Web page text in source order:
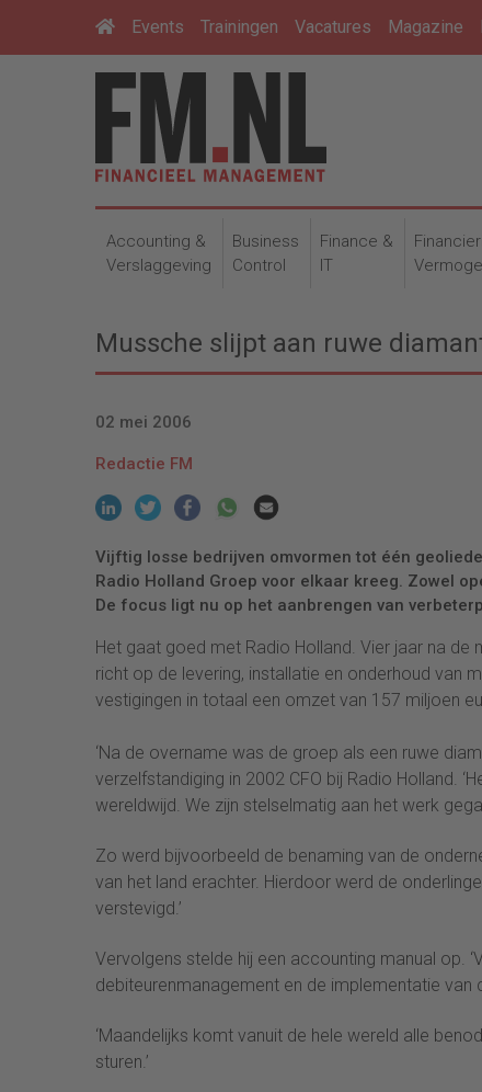
Events Trainingen Vacatures Magazine
Accounting &
Verslaggeving
Business
Control
Finance &
IT
Mussche slijpt aan ruwe
02 mei 2006
Redactie FM
Vijftig losse bedrijven omvormen tot één
Radio Holland Groep voor elkaar kreeg. Zowel
De focus ligt nu op het aanbrengen van
Het gaat goed met Radio Holland. Vier jaar na
richt op de levering, installatie en onderhoud van
vestigingen in totaal een omzet van 157 miljoen
‘Na de overname was de groep als een ruwe
verzelfstandiging in 2002 CFO bij Radio Holland.
wereldwijd. We zijn stelselmatig aan het werk
Zo werd bijvoorbeeld de benaming van de
van het land erachter. Hierdoor werd de
verstevigd.’
Vervolgens stelde hij een accounting manual op.
debiteurenmanagement en de implementatie van
‘Maandelijks komt vanuit de hele wereld alle
sturen.’